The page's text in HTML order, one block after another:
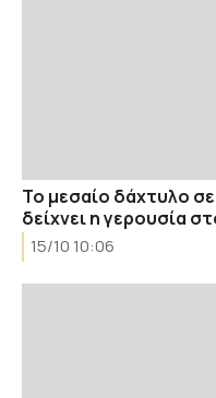
Το μεσαίο δάχτυλο
δείχνει η γερουσία
15/10 10:06